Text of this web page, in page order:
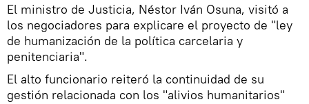
El ministro de Justicia, Néstor Iván Osuna, visitó a
los negociadores para explicare el proyecto de "ley
de humanización de la política carcelaria y
penitenciaria".
El alto funcionario reiteró la continuidad de su
gestión relacionada con los "alivios humanitarios"